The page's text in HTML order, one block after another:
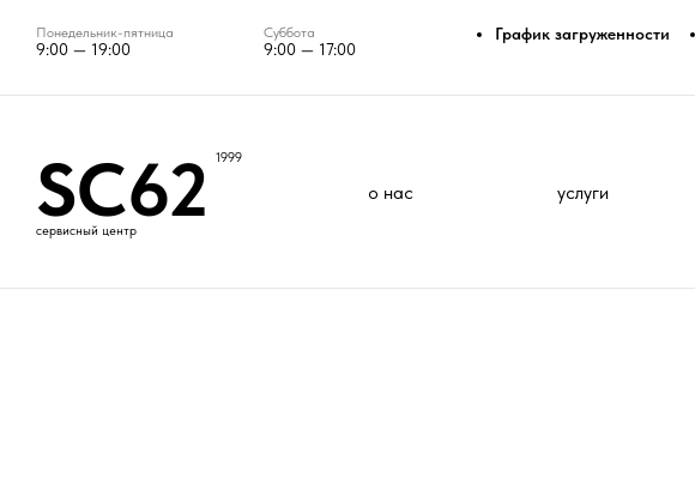
Понедельник-пятница
9:00 — 19:00
услуги
Суббота
9:00 — 17:00
о нас
График загруженности
SC62 1999
сервисный центр